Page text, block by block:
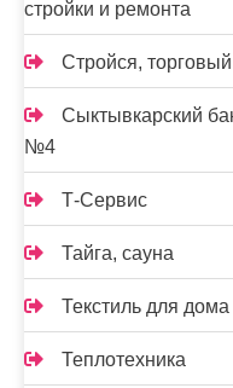
стройки и ремонта
Стройся,
Сыктывкарский
№4
Т-Сервис
Тайга, сауна
Текстиль для дома
Теплотехника